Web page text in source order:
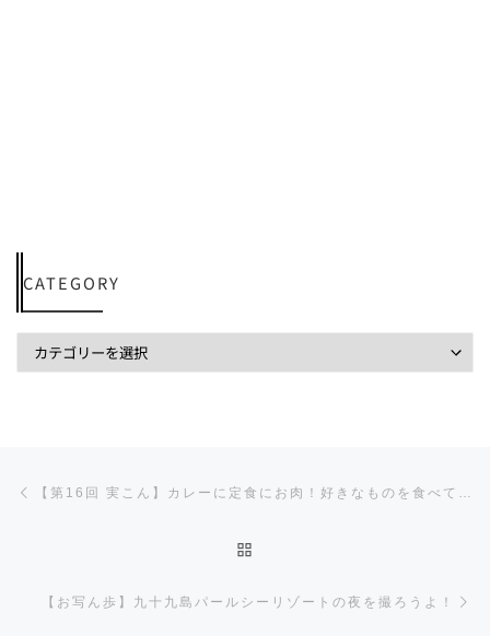
CATEGORY
投稿ナビゲーション 【第16回 実こん】カレーに定食にお肉！好きなものを食べてきた記事！
【お写ん歩】九十九島パールシーリゾートの夜を撮ろうよ！